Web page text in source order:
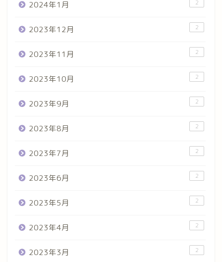
2024年1月 2
2023年12月 2
2023年11月 2
2023年10月 2
2023年9月 2
2023年8月 2
2023年7月 2
2023年6月 2
2023年5月 2
2023年4月 2
2023年3月 2